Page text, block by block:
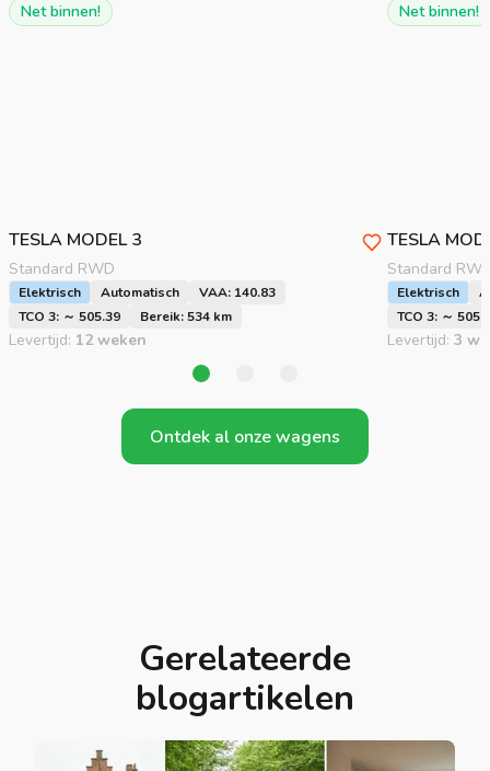
Net binnen!
TESLA MODEL 3
Standard RWD
Elektrisch Automatisch
VAA: 140.83
TCO 3: ～ 505.39
Bereik: 534 km
Levertijd: 12 weken
Net binnen!
TESLA
Standard
Elektrisch
TCO 3: ～
Levertijd: 3
Ontdek al onze wagens
Gerelateerde
blogartikelen